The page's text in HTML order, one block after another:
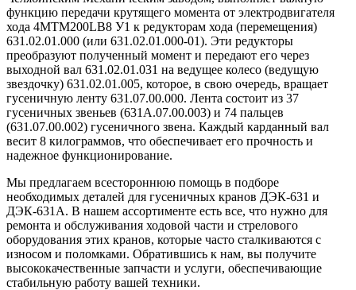
функцию передачи крутящего момента от электродвигателя
хода 4MTM200LB8 У1 к редукторам хода (перемещения)
631.02.01.000 (или 631.02.01.000-01). Эти редукторы
преобразуют полученный момент и передают его через
выходной вал 631.02.01.031 на ведущее колесо (ведущую
звездочку) 631.02.01.005, которое, в свою очередь, вращает
гусеничную ленту 631.07.00.000. Лента состоит из 37
гусеничных звеньев (631А.07.00.003) и 74 пальцев
(631.07.00.002) гусеничного звена. Каждый карданный вал
весит 8 килограммов, что обеспечивает его прочность и
надежное функционирование.
Мы предлагаем всестороннюю помощь в подборе
необходимых деталей для гусеничных кранов ДЭК-631 и
ДЭК-631А. В нашем ассортименте есть все, что нужно для
ремонта и обслуживания ходовой части и стрелового
оборудования этих кранов, которые часто сталкиваются с
износом и поломками. Обратившись к нам, вы получите
высококачественные запчасти и услуги, обеспечивающие
стабильную работу вашей техники.